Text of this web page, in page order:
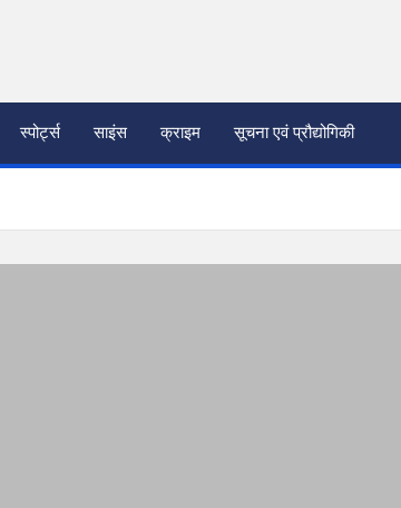
स्पोर्ट्स साइंस क्राइम सूचना एवं प्रौद्योगिकी